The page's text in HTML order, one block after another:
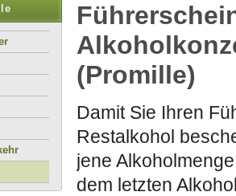
(Promille)
Damit Sie Ihren
Restalkohol
jene
dem letzten